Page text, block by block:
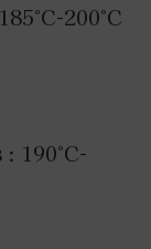
200°C
: 190°C-